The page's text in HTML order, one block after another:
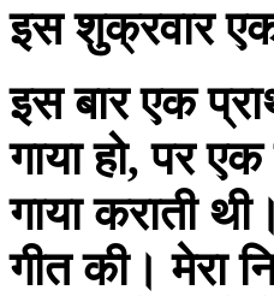
इस शुक्रवार
इस बार एक
गाया हो, पर
गाया कराती
गीत की। मेरा